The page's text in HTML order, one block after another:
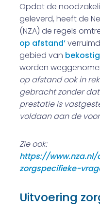
Opdat de
geleverd, heeft de
(NZA) de regels
op afstand’
gebied van
worden
op afstand ook in
gebracht zonder
prestatie is
voldaan aan de
Zie ook:
https://
zorgspecifieke-
Uitvoering